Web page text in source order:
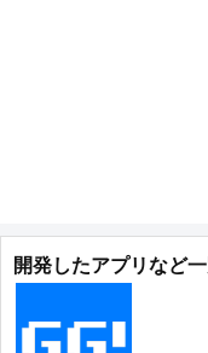
開発したアプリなど